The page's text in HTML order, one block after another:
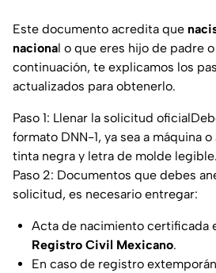
Este documento acredita que
nacional o que eres hijo de padre
continuación, te explicamos los
actualizados para obtenerlo.
Paso 1: Llenar la solicitud
formato DNN-1, ya sea a máquina
tinta negra y letra de molde legible.
Paso 2: Documentos que debes
solicitud, es necesario entregar:
Acta de nacimiento certificada
Registro Civil Mexicano.
En caso de registro